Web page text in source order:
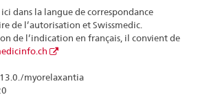
dans la langue de correspondance
de l’autorisation et Swissmedic.
de l’indication en français, il convient de
myorelaxantia